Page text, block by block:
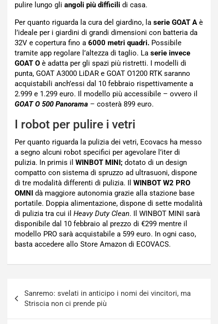
pulire lungo gli angoli più difficili di casa.
Per quanto riguarda la cura del giardino, la serie GOAT A è
l’ideale per i giardini di grandi dimensioni con batteria da
32V e copertura fino a 6000 metri quadri. Possibile
tramite app regolare l’altezza di taglio. La serie invece
GOAT O è adatta per gli spazi più ristretti. I modelli di
punta, GOAT A3000 LiDAR e GOAT O1200 RTK saranno
acquistabili anch’essi dal 10 febbraio rispettivamente a
2.999 e 1.299 euro. Il modello più accessibile – ovvero il
GOAT O 500 Panorama – costerà 899 euro.
I robot per pulire i vetri
Per quanto riguarda la pulizia dei vetri, Ecovacs ha messo
a segno alcuni robot specifici per agevolare l’iter di
pulizia. In primis il WINBOT MINI; dotato di un design
compatto con sistema di spruzzo ad ultrasuoni, dispone
di tre modalità differenti di pulizia. Il WINBOT W2 PRO
OMNI
dà maggiore autonomia grazie alla stazione base
portatile. Doppia alimentazione, dispone di sette modalità
di pulizia tra cui il Heavy Duty Clean. Il WINBOT MINI sarà
disponibile dal 10 febbraio al prezzo di €299 mentre il
modello PRO sarà acquistabile a 599 euro. In ogni caso,
basta accedere allo Store Amazon di ECOVACS.
articoli
Sanremo: svelati in anticipo i nomi dei vincitori, ma
Striscia non ci prende più